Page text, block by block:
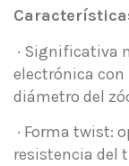
· Significativa
electrónica
diámetro del
· Forma twist:
resistencia del